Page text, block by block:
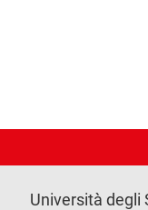
Università degli